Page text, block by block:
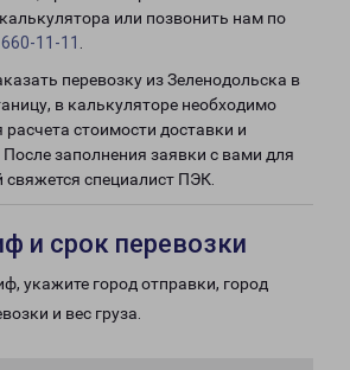
или позвонить нам по
11-11
перевозку из Зеленодольска в
в калькуляторе необходимо
стоимости доставки и
заполнения заявки с вами для
свяжется специалист ПЭК.
и срок перевозки
укажите город отправки, город
и вес груза.